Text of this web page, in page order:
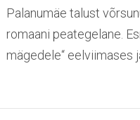
Palanumäe talust
romaani peategelane.
mägedele“ eelviimases